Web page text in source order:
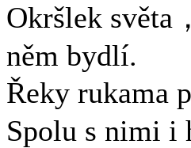
Okršlek světa
něm bydlí.
Řeky rukama
Spolu s nimi i